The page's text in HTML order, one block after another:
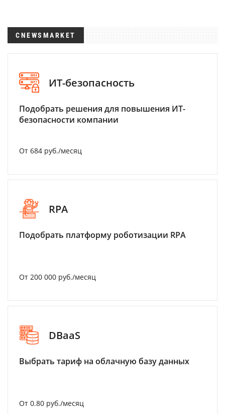
CNEWSMARKET
ИТ-безопасность
Подобрать решения для повышения ИТ-
безопасности компании
От 684 руб./месяц
RPA
Подобрать платформу роботизации RPA
От 200 000 руб./месяц
DBaaS
Выбрать тариф на облачную базу данных
От 0.80 руб./месяц